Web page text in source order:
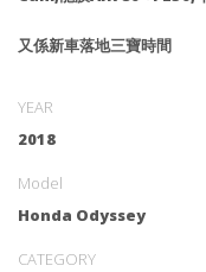
又係新車落地三寶時間
YEAR
2018
Model
Honda Odyssey
CATEGORY